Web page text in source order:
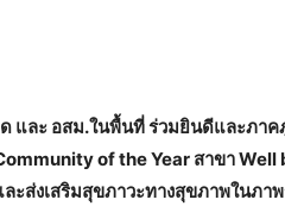
และ อสม.ในพื้นที่ ร่วมยินดีและภา
of the Year สาขา Well
ส่งเสริมสุขภาวะทางสุขภาพในภา